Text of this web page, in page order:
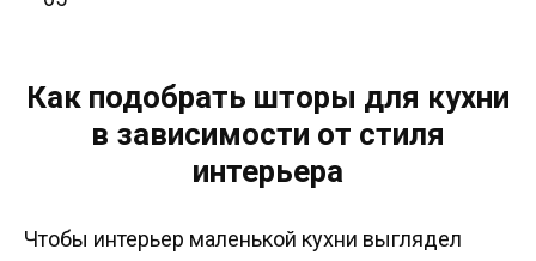
Как подобрать шторы для кухни
в зависимости от стиля
интерьера
Чтобы интерьер маленькой кухни выглядел